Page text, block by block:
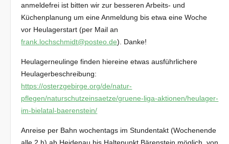
anmeldefrei ist bitten wir zur besseren Arbeits- und
Küchenplanung um eine Anmeldung bis etwa eine Woche
vor Heulagerstart (per Mail an
frank.lochschmidt@posteo.de). Danke!
Heulagerneulinge finden hiereine etwas ausführlichere
Heulagerbeschreibung:
https://osterzgebirge.org/de/natur-
pflegen/naturschutzeinsaetze/gruene-liga-aktionen/heulager-
im-bielatal-baerenstein/
Anreise per Bahn wochentags im Stundentakt (Wochenende